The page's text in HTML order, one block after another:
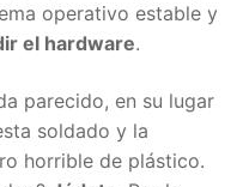
operativo estable y
el hardware.
parecido, en su lugar
soldado y la
horrible de plástico.